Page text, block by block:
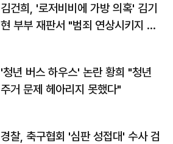
김건희, '로저비비에 가방 의혹' 김기
현 부부 재판서 "범죄 연상시키지 말
'청년 버스 하우스' 논란 황희 "청년
주거 문제 헤아리지 못했다"
경찰, 축구협회 '심판 성접대' 수사 검